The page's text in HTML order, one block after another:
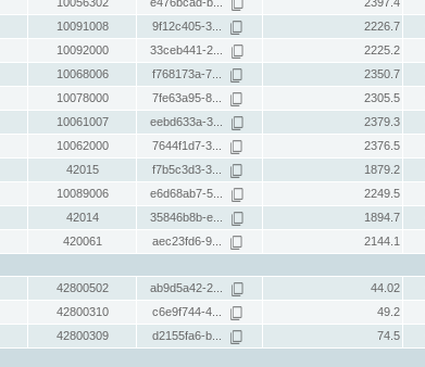
10091008 9f12c405-3... 2226.7
10092000 33ceb441-2... 2225.2
10068006 f768173a-7... 2350.7
10078000 7fe63a95-8... 2305.5
10061007 eebd633a-3... 2379.3
10062000 7644f1d7-3... 2376.5
42015 f7b5c3d3-3... 1879.2
10089006 e6d68ab7-5... 2249.5
42014 35846b8b-e... 1894.7
420061 aec23fd6-9... 2144.1
42800502 ab9d5a42-2... 44.02
42800310 c6e9f744-4... 49.2
42800309 d2155fa6-b... 74.5